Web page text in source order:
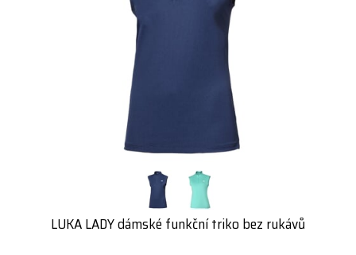
LUKA LADY dámské funkční triko bez rukávů